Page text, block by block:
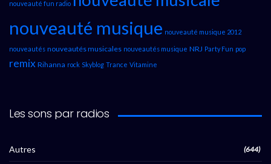
nouveauté fun radio
nouveauté musique nouveauté musique 2012
nouveautés nouveautés musicales nouveautés musique NRJ Party Fun pop
remix Rihanna rock Skyblog Trance Vitamine
Les sons par radios
Autres (644)